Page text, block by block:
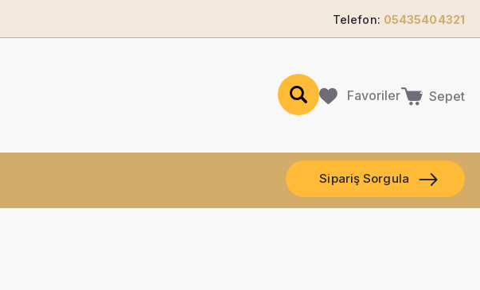
Telefon: 05435404321
Favoriler Sepet
Sipariş Sorgula